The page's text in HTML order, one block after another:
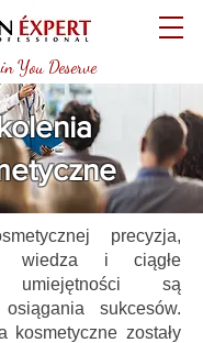
You Deserve
precyzja,
wiedza i ciągłe
umiejętności są
sukcesów.
kosmetyczne zostały